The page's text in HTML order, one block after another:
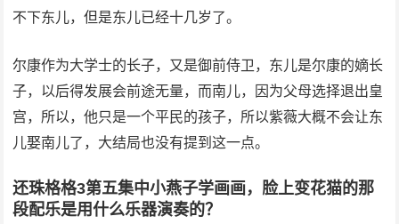
不下东儿，但是东儿已经十几岁了。
尔康作为大学士的长子，又是御前侍卫，东儿是尔康的嫡长
子，以后得发展会前途无量，而南儿，因为父母选择退出皇
宫，所以，他只是一个平民的孩子，所以紫薇大概不会让东
儿娶南儿了，大结局也没有提到这一点。
还珠格格3第五集中小燕子学画画，脸上变花猫的那
段配乐是用什么乐器演奏的？